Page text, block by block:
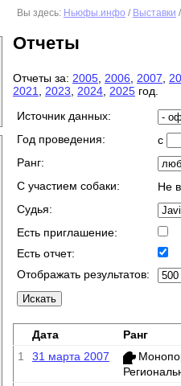
Вы здесь: Ньюфы.инфо / Выставки
Отчеты
Отчеты за: 2005 2006 2007
2021
2023 2024 2025 год.
Источник данных:
Год проведения:
с
Ранг:
C участием собаки:
Не
Судья:
Есть приглашение:
Есть отчет:
Отображать результатов:
Дата
Ранг
1
31 марта 2007